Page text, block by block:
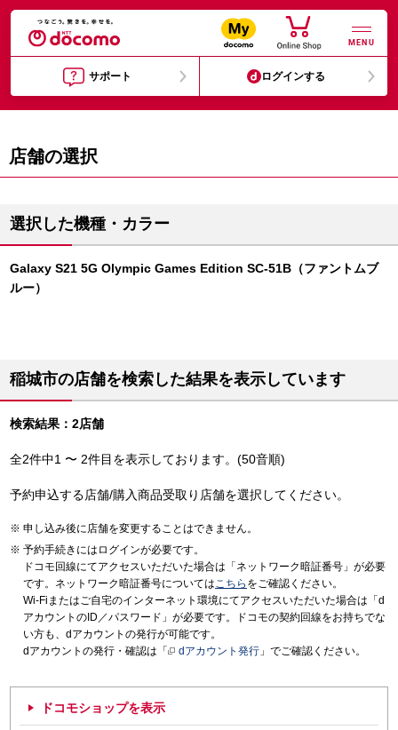
MENU
サポート ログインする
店舗の選択
選択した機種・カラー
Galaxy S21 5G Olympic Games Edition SC-51B（ファントムブ
ルー）
稲城市の店舗を検索した結果を表示しています
検索結果：2店舗
全2件中1 〜 2件目を表示しております。(50音順)
予約申込する店舗/購入商品受取り店舗を選択してください。
申し込み後に店舗を変更することはできません。
予約手続きにはログインが必要です。
ドコモ回線にてアクセスいただいた場合は「ネットワーク暗証番号」が必要
です。ネットワーク暗証番号についてはこちら をご確認ください。
Wi-Fiまたはご自宅のインターネット環境にてアクセスいただいた場合は「d
アカウントのID／パスワード」が必要です。ドコモの契約回線をお持ちでな
い方も、dアカウントの発行が可能です。
dアカウントの発行・確認は「
dアカウント発行 」でご確認ください。
ドコモショップを表示